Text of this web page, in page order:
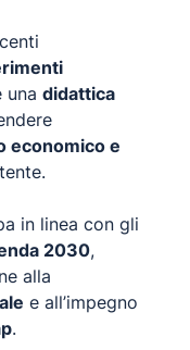
una didattica
economico e
in linea con gli
2030,
alla
e all’impegno
.